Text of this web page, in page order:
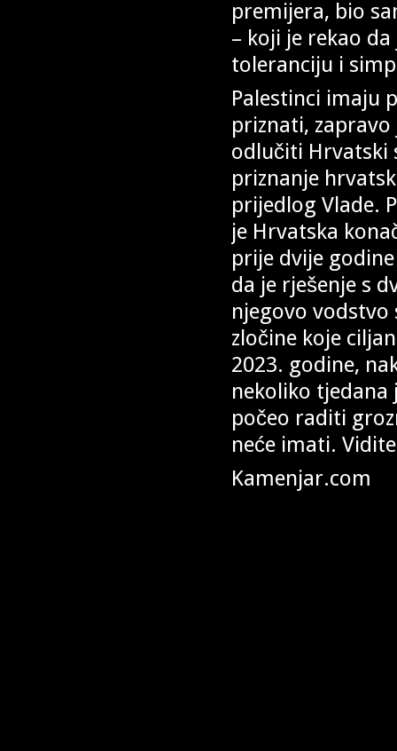
premijera, bio
– koji je rekao
toleranciju i
Palestinci imaju
priznati,
odlučiti Hrvatski
priznanje
prijedlog Vlade.
je Hrvatska
prije dvije
da je rješenje s
njegovo
zločine koje
2023. godine,
nekoliko tjedana
počeo raditi
neće imati.
Kamenjar.com